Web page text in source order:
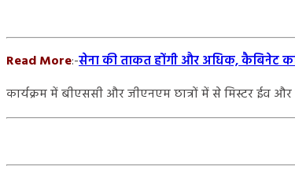
Read More:-सेना की ताकत होंगी और अधिक, कैबिनेट
कार्यक्रम में बीएससी और जीएनएम छात्रों में से मिस्टर ईव